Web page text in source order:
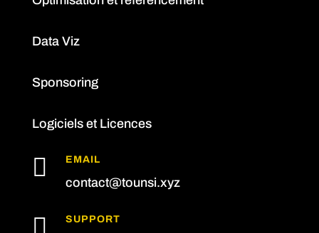
Data Viz
Sponsoring
Logiciels et Licences
 EMAIL
contact@tounsi.xyz
 SUPPORT